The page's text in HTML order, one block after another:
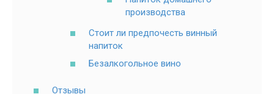
производства
Стоит ли предпочесть винный
напиток
Безалкогольное вино
Отзывы